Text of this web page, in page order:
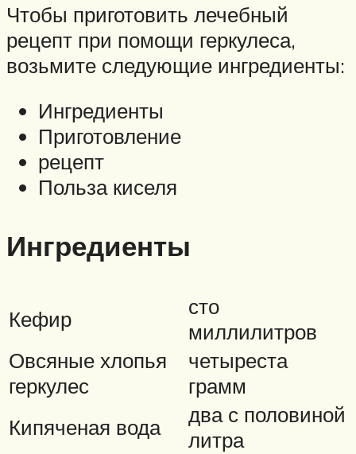
Чтобы приготовить лечебный
рецепт при помощи геркулеса,
возьмите следующие ингредиенты:
Ингредиенты
Приготовление
рецепт
Польза киселя
Ингредиенты
Кефир
сто
миллилитров
Овсяные хлопья
геркулес
четыреста
грамм
Кипяченая вода
два с половиной
литра